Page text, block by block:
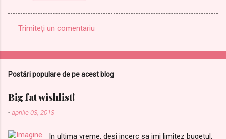
o
n
r
Trimiteți un comentariu
Postări populare de pe acest blog
Big fat wishlist!
-aprilie 03, 2013
In ultima vreme, desi incerc sa imi limitez bugetul,